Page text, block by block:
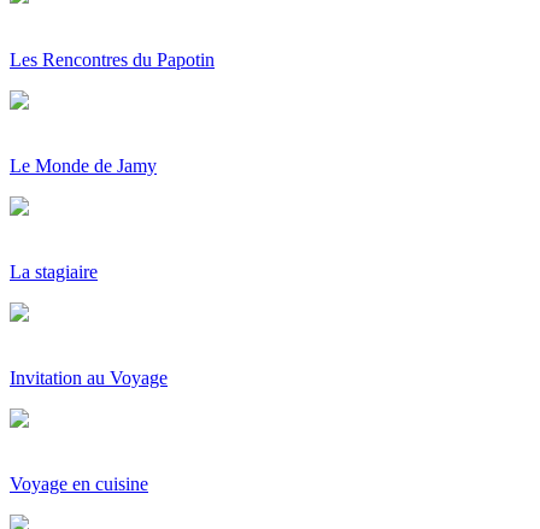
Les Rencontres du Papotin
Le Monde de Jamy
La stagiaire
Invitation au Voyage
Voyage en cuisine